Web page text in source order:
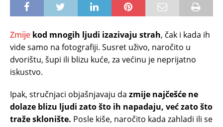
Zmije kod mnogih ljudi izazivaju strah, čak i kada ih
vide samo na fotografiji. Susret uživo, naročito u
dvorištu, šupi ili blizu kuće, za većinu je neprijatno
iskustvo.
Ipak, stručnjaci objašnjavaju da zmije najčešće ne
dolaze blizu ljudi zato što ih napadaju, već zato što
traže sklonište. Posle kiše, naročito kada zahladi ili se